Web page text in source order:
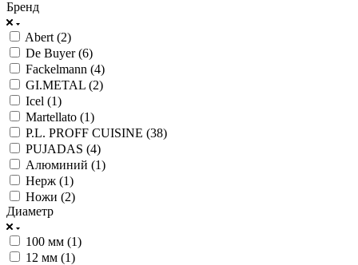
Бренд
Abert (2)
De Buyer (6)
Fackelmann (4)
GI.METAL (2)
Icel (1)
Martellato (1)
P.L. PROFF CUISINE (38)
PUJADAS (4)
Алюминий (1)
Нерж (1)
Ножи (2)
Диаметр
100 мм (1)
12 мм (1)